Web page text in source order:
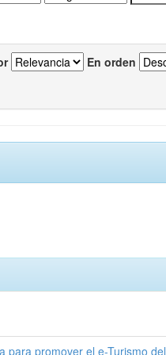
En orden
para promover el e-Turismo del